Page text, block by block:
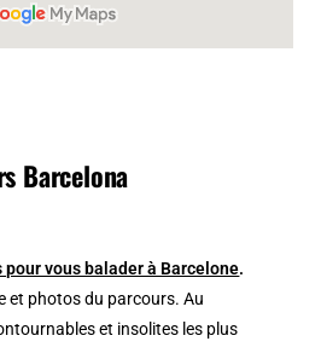
Barcelona
vous balader à Barcelone.
et photos du parcours. Au
et insolites les plus